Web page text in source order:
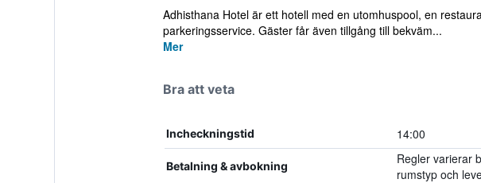
Adhisthana Hotel är ett hotell med en utomhuspool, en
parkeringsservice. Gäster får även tillgång till bekväm...
Mer
Bra att veta
Incheckningstid 14:00
Betalning & avbokning
Regler varierar
rumstyp och